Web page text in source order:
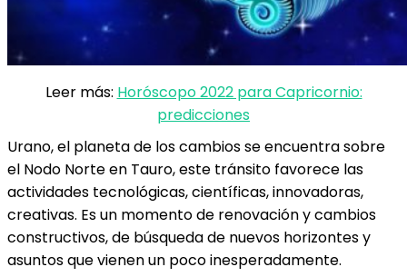
Leer más: Horóscopo 2022 para Capricornio:
predicciones
Urano, el planeta de los cambios se encuentra sobre
el Nodo Norte en Tauro, este tránsito favorece las
actividades tecnológicas, científicas, innovadoras,
creativas. Es un momento de renovación y cambios
constructivos, de búsqueda de nuevos horizontes y
asuntos que vienen un poco inesperadamente.